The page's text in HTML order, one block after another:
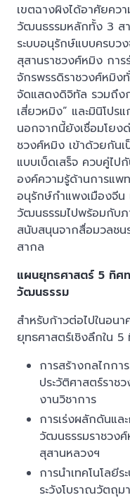
เขตฉางผิงได้อาศัยคว
วัฒนธรรมหลักทั้ง 3 ส
ระบบอนุรักษ์แบบครบว
สุสานราชวงศ์หมิง กา
จักรพรรดิราชวงศ์หมิง
จัดแสดงดิจิทัล รวมถึง
เสี่ยวหมิง” และมินิโปร
นอกจากนี้ยังเชื่อมโยง
ชวงศ์หมิง เข้าด้วยกัน
แบบเบ็ดเสร็จ ควบคู่ไ
องค์ความรู้ด้านการแ
อนุรักษ์กำแพงเมืองจีน
วัฒนธรรมไปพร้อมกับ
สนับสนุนจากสื่อมวลชน
สากล
แผนยุทธศาสตร์ 5 ทิศ
วัฒนธรรม
สำหรับก้าวต่อไปในอน
ยุทธศาสตร์เชิงลึกใน
การสร้างกลไกกา
ประวัติศาสตร์ราช
งานวิชาการ
การเร่งผลักดันแล
วัฒนธรรมราชวง
สุสานหลวงฯ
การนำเทคโนโลยี
ระวังโบราณวัตถุม